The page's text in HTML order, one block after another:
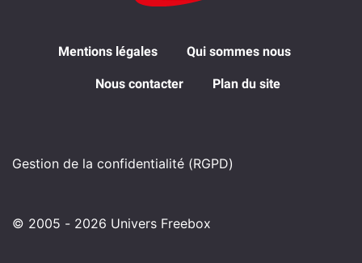
Mentions légales Qui sommes nous
Nous contacter Plan du site
Gestion de la confidentialité (RGPD)
© 2005 - 2026 Univers Freebox